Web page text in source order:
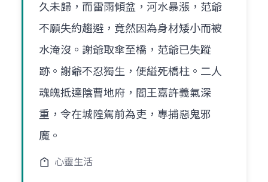
久未歸，而雷雨傾盆，河水暴漲，范爺
不願失約趨避，竟然因為身材矮小而被
水淹沒。謝爺取傘至橋，范爺已失蹤
跡。謝爺不忍獨生，便縊死橋柱。二人
魂魄抵達陰曹地府，閻王嘉許義氣深
重，令在城隍駕前為吏，專捕惡鬼邪
魔。
心靈生活